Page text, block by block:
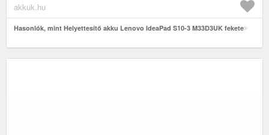
akkuk.hu
Hasonlók, mint Helyettesítő akku Lenovo IdeaPad S10-3 M33D3UK fekete